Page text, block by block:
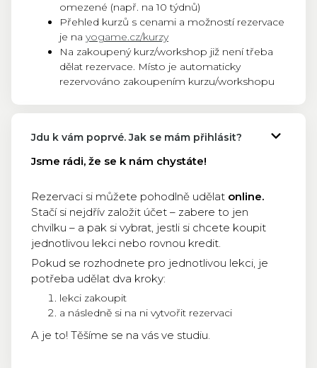
omezené (např. na 10 týdnů)
Přehled kurzů s cenami a možností rezervace
je na yogame.cz/kurzy
Na zakoupený kurz/workshop již není třeba
dělat rezervace. Místo je automaticky
rezervováno zakoupením kurzu/workshopu
Jdu k vám poprvé. Jak se mám přihlásit?
Jsme rádi, že se k nám chystáte!
Rezervaci si můžete pohodlně udělat online.
Stačí si nejdřív založit účet – zabere to jen
chvilku – a pak si vybrat, jestli si chcete koupit
jednotlivou lekci nebo rovnou kredit.
Pokud se rozhodnete pro jednotlivou lekci, je
potřeba udělat dva kroky:
lekci zakoupit
a následně si na ni vytvořit rezervaci
A je to! Těšíme se na vás ve studiu.